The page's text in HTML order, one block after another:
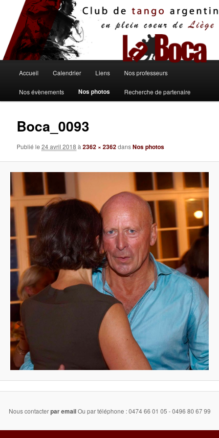
contenu
principal
principal
Accueil Calendrier Liens Nos professeurs
Nos évènements Nos photos Recherche de partenaire
Boca_0093
Publié le24 avril 2018 à2362 × 2362dansNos photos
Nous contacterpar emailOu par téléphone : 0474 66 01 05 - 0496 80 67 99